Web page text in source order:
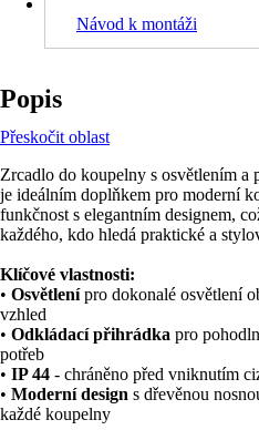
Návod k montáži
Popis
Přeskočit oblast
Zrcadlo do koupelny s osvětlením
je ideálním doplňkem pro moderní
funkčnost s elegantním designem,
každého, kdo hledá praktické a
Klíčové vlastnosti:
• Osvětlenípro dokonalé osvětlení
vzhled
• Odkládací přihrádka pro
potřeb
• IP 44 - chráněno před vniknutím
• Moderní design s dřevěnou
každé koupelny